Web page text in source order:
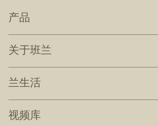
产品
关于班兰
兰生活
视频库